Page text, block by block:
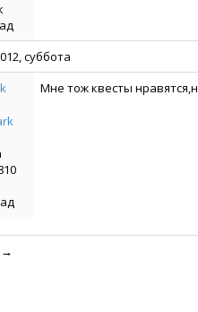
суббота
Мне тож квесты
→